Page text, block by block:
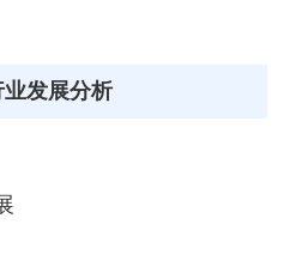
业发展分析